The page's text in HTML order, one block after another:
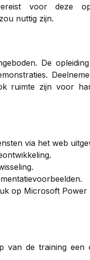
voor deze
nuttig zijn.
De
ruimte zijn voor
via het web
op Microsoft
van de training